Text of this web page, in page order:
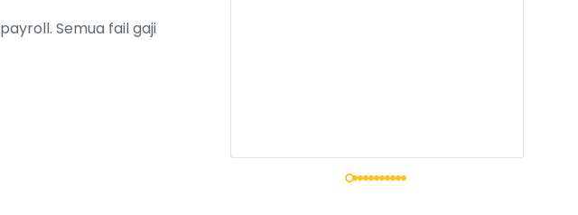
Semua fail gaji